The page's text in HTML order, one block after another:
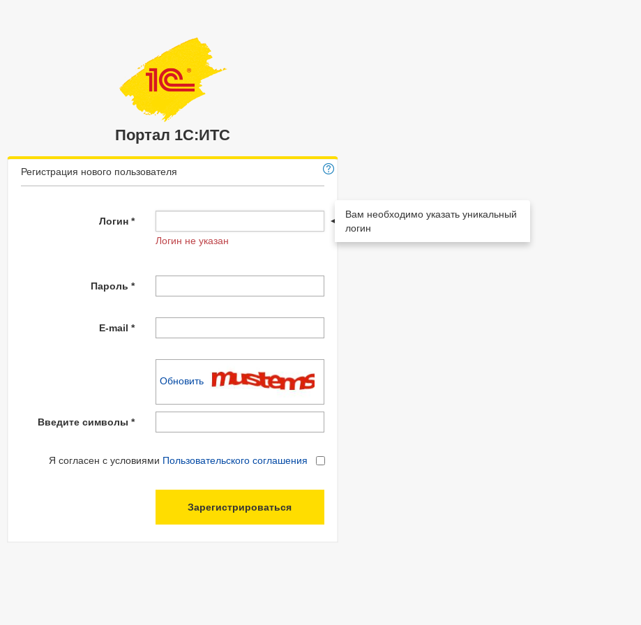
Портал 1C:ИТС
Регистрация нового пользователя
Логин *
Логин не указан
Пароль *
E-mail *
Обновить
Введите символы *
Я согласен с условиями Пользовательского соглашения
Зарегистрироваться
Вам необходимо указать уникальный
логин